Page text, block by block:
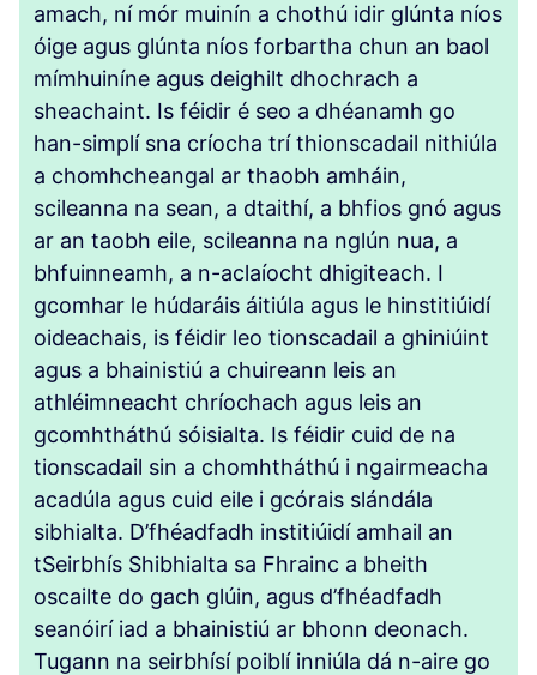
amach, ní mór muinín a chothú idir glúnta níos
óige agus glúnta níos forbartha chun an baol
mímhuiníne agus deighilt dhochrach a
sheachaint. Is féidir é seo a dhéanamh go
han-simplí sna críocha trí thionscadail nithiúla
a chomhcheangal ar thaobh amháin,
scileanna na sean, a dtaithí, a bhfios gnó agus
ar an taobh eile, scileanna na nglún nua, a
bhfuinneamh, a n-aclaíocht dhigiteach. I
gcomhar le húdaráis áitiúla agus le hinstitiúidí
oideachais, is féidir leo tionscadail a ghiniúint
agus a bhainistiú a chuireann leis an
athléimneacht chríochach agus leis an
gcomhtháthú sóisialta. Is féidir cuid de na
tionscadail sin a chomhtháthú i ngairmeacha
acadúla agus cuid eile i gcórais slándála
sibhialta. D’fhéadfadh institiúidí amhail an
tSeirbhís Shibhialta sa Fhrainc a bheith
oscailte do gach glúin, agus d’fhéadfadh
seanóirí iad a bhainistiú ar bhonn deonach.
Tugann na seirbhísí poiblí inniúla dá n-aire go